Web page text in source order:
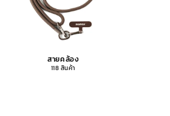
สายคล้อง
118 สินค้า